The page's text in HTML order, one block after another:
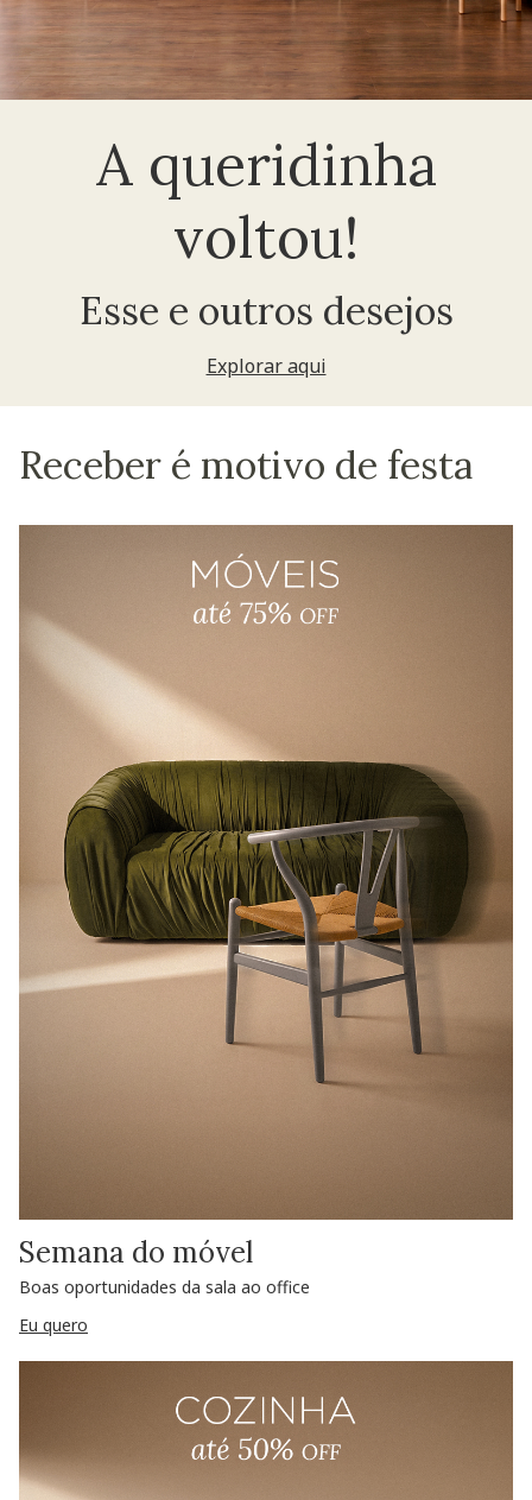
A queridinha
voltou!
Esse e outros desejos
Explorar aqui
Receber é motivo de festa
Semana do móvel
Boas oportunidades da sala ao office
Eu quero